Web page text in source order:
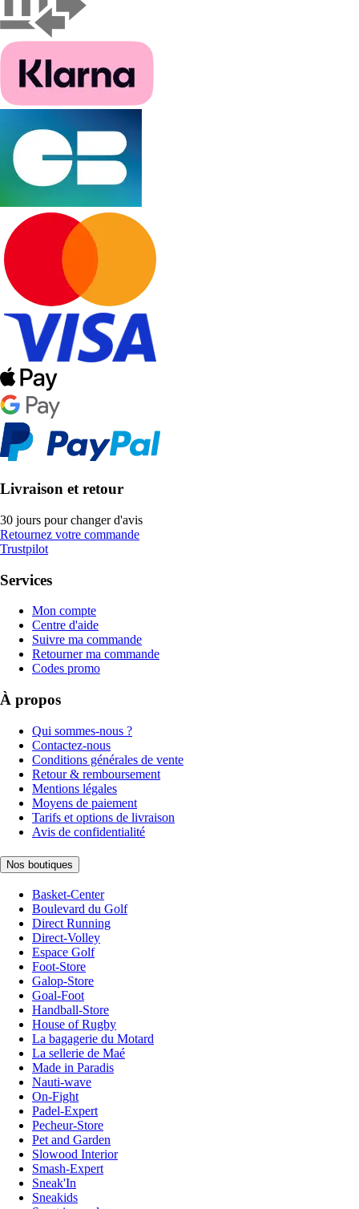
Livraison et retour
30 jours pour changer d'avis
Retournez votre commande
Trustpilot
Services
Mon compte
Centre d'aide
Suivre ma commande
Retourner ma commande
Codes promo
À propos
Qui sommes-nous ?
Contactez-nous
Conditions générales de vente
Retour & remboursement
Mentions légales
Moyens de paiement
Tarifs et options de livraison
Avis de confidentialité
Nos boutiques
Basket-Center
Boulevard du Golf
Direct Running
Direct-Volley
Espace Golf
Foot-Store
Galop-Store
Goal-Foot
Handball-Store
House of Rugby
La bagagerie du Motard
La sellerie de Maé
Made in Paradis
Nauti-wave
On-Fight
Padel-Expert
Pecheur-Store
Pet and Garden
Slowood Interior
Smash-Expert
Sneak'In
Sneakids